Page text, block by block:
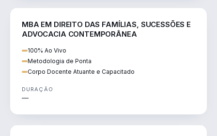
MBA EM DIREITO DAS FAMÍLIAS, SUCESSÕES E
ADVOCACIA CONTEMPORÂNEA
100% Ao Vivo
Metodologia de Ponta
Corpo Docente Atuante e Capacitado
DURAÇÃO
—